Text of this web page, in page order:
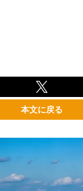
本文に戻る